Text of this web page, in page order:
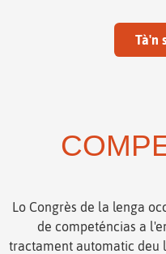
Tà'n
Lo Congrès de la lenga
de competéncias a
tractament automatic deu